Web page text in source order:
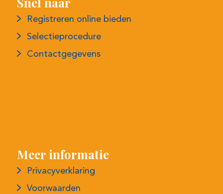
Registreren online bieden
Selectieprocedure
Contactgegevens
Meer informatie
Privacyverklaring
Voorwaarden